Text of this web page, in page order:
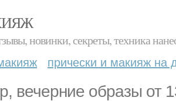
новинки, секреты, техника
прически и макияж на
вечерние образы от